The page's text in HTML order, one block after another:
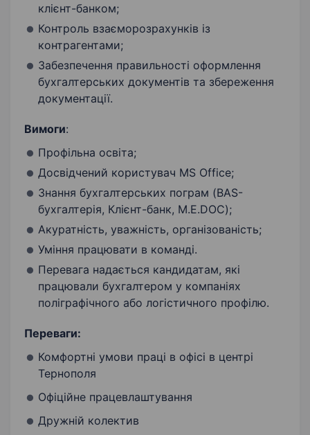
клієнт-банком;
Контроль взаєморозрахунків із
контрагентами;
Забезпечення правильності оформлення
бухгалтерських документів та збереження
документації.
Вимоги:
Профільна освіта;
Досвідчений користувач MS Office;
Знання бухгалтерських пограм (BAS-
бухгалтерія, Клієнт-банк, M.E.DOC);
Акуратність, уважність, організованість;
Уміння працювати в команді.
Перевага надається кандидатам, які
працювали бухгалтером у компаніях
поліграфічного або логістичного профілю.
Переваги:
Комфортні умови праці в офісі в центрі
Тернополя
Офіційне працевлаштування
Дружній колектив